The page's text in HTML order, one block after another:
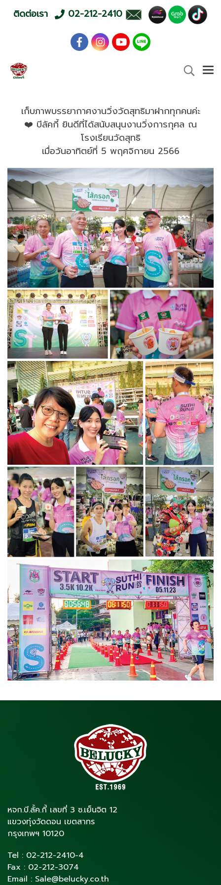
ติดต่อเรา 02-212-2410
เก็บภาพบรรยากาศงานวิ่งวัดสุทธิมาฝากทุกคนค่ะ
❤️ บีลัคกี้ ยินดีที่ได้สนับสนุนงานวิ่งการกุศล ณ
โรงเรียนวัดสุทธิ
เมื่อวันอาทิตย์ที่ 5 พฤศจิกายน 2566
หจก.บี.ลั้ค.กี้ เลขที่ 3 ซ.เย็นจิต 12
แขวงทุ่งวัดดอน เขตสาทร
กรุงเทพฯ 10120
Tel : 02-212-2410-4
Fax : 02-212-3074
Email : Sale@belucky.co.th